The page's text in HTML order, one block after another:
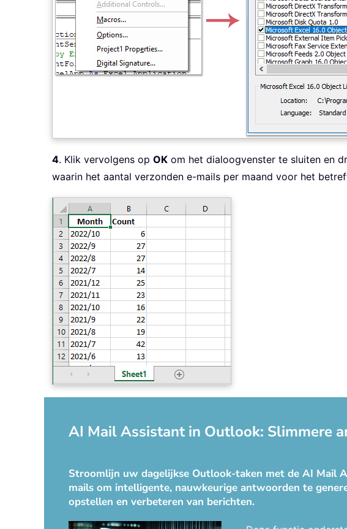
4. Klik vervolgens op OK om het dialoogvenster te sluiten en
waarin het aantal verzonden e-mails per maand voor het
AI Mail Assistant in Outlook: Slimmere
Stroomlijn uw dagelijkse Outlook-taken met de AI Mail
mails om intelligente, nauwkeurige antwoorden te
opstellen en verbeteren van berichten.